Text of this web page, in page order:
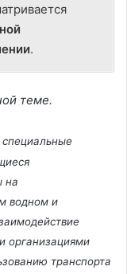
.
теме.
на
водном и
организациями
транспорта